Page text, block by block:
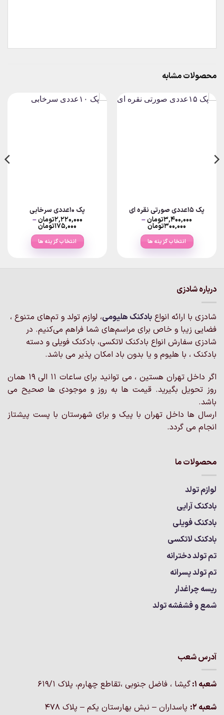
محصولات مشابه
پک ۱۵عددی صورتی نقره ای
۳,۴۰۰,۰۰۰تومان–
۳۰۰,۰۰۰تومانPrice
range:
through
۳,۴۰۰,۰۰۰تومان
انتخاب گزینه ها
باشد.
گزینه
ها
ممکن
است
صفحه
محصول
شوند
پک ۱۰عددی سرخابی
۲,۲۲۰,۰۰۰تومان–
۱۷۵,۰۰۰تومانPrice
range:
through
۲,۲۲۰,۰۰۰تومان
انتخاب گزینه ها
باشد.
گزینه
ها
ممکن
است
صفحه
محصول
شوند
درباره شادزی
شادزی با ارائه انواع بادکنک‌ هلیومی، لوازم تولد و تم‌های متنوع ،
فضایی زیبا و خاص برای مراسم‌های شما فراهم می‌کنیم. در
شادزی سفارش انواع بادکنک لاتکسی، بادکنک فویلی و دسته
بادکنک ، با هلیوم و یا بدون باد امکان پذیر می باشد.
اگر داخل تهران هستین ، می توانید برای ساعات 11 الی 19 همان
روز تحویل بگیرید. قیمت ها به روز و موجودی ها صحیح می
باشد.
ارسال ها داخل تهران با پیک و برای شهرستان با پست پیشتاز
انجام می گردد.
محصولات ما
لوازم تولد
بادکنک آرایی
بادکنک فویلی
بادکنک لاتکسی
تم تولد دخترانه
تم تولد پسرانه
ریسه چراغدار
شمع و فشفشه تولد
آدرس شعب
شعبه 1:
گيشا ، فاضل جنوبی ،تقاطع چهارم، پلاک 619/1
شعبه 2:
پاسداران – نبش بهارستان یکم – پلاک ۴۷۸